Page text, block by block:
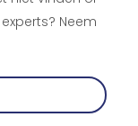
Neem